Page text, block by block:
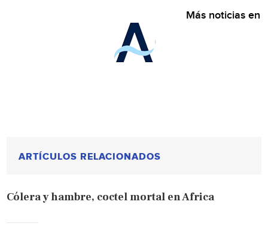
Más noticias en
ARTÍCULOS RELACIONADOS
Cólera y hambre, coctel mortal en Africa